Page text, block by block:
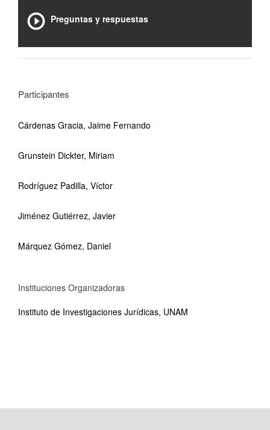
Preguntas y respuestas
Participantes
Cárdenas Gracia, Jaime Fernando
Grunstein Dickter, Miriam
Rodríguez Padilla, Víctor
Jiménez Gutiérrez, Javier
Márquez Gómez, Daniel
Instituciones Organizadoras
Instituto de Investigaciones Jurídicas, UNAM